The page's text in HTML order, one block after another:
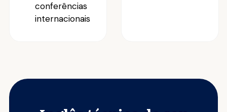
conferências
internacionais